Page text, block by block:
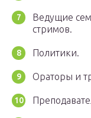
Ведущие
стримов.
Политики.
Ораторы и